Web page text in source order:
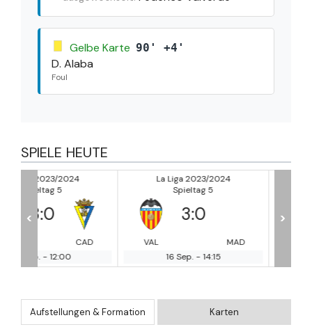
Gelbe Karte 90' +4'
D. Alaba
Foul
SPIELE HEUTE
La Liga 2023/2024
VAL
MAD
La Liga 2023/2024
CEL
< >
Aufstellungen & Formation Karten